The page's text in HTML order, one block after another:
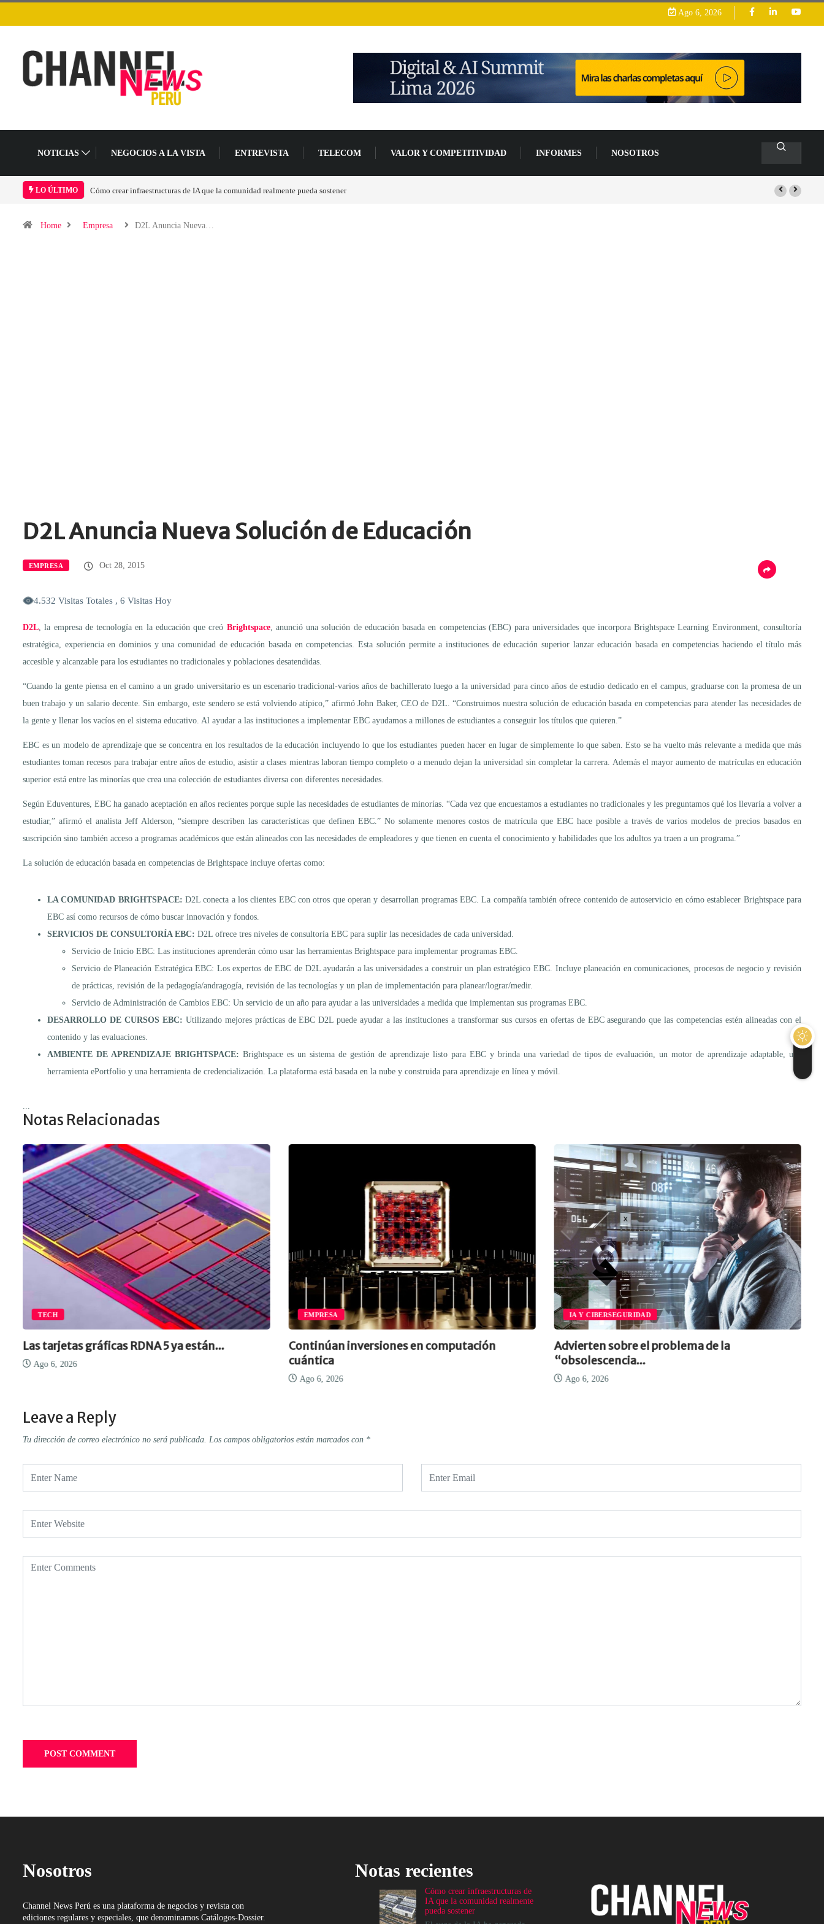
Ago 6, 2026
NOTICIAS NEGOCIOS A LA VISTA ENTREVISTA TELECOM VALOR Y COMPETITIVIDAD INFORMES NOSOTROS
LO ÚLTIMO Cómo crear infraestructuras de IA que la comunidad realmente pueda sostener
Home Empresa D2L Anuncia Nueva…
D2L Anuncia Nueva Solución de Educación
EMPRESA Oct 28, 2015
4.532 Visitas Totales , 6 Visitas Hoy
D2L , la empresa de tecnología en la educación que creó Brightspace, anunció una solución de educación basada en competencias (EBC) para universidades que incorpora Brightspace Learning Environment, consultoría
estratégica, experiencia en dominios y una comunidad de educación basada en competencias. Esta solución permite a instituciones de educación superior lanzar educación basada en competencias haciendo el título más
accesible y alcanzable para los estudiantes no tradicionales y poblaciones desatendidas.
“Cuando la gente piensa en el camino a un grado universitario es un escenario tradicional-varios años de bachillerato luego a la universidad para cinco años de estudio dedicado en el campus, graduarse con la promesa de un
buen trabajo y un salario decente. Sin embargo, este sendero se está volviendo atípico,” afirmó John Baker, CEO de D2L. “Construimos nuestra solución de educación basada en competencias para atender las necesidades de
la gente y llenar los vacíos en el sistema educativo. Al ayudar a las instituciones a implementar EBC ayudamos a millones de estudiantes a conseguir los títulos que quieren.”
EBC es un modelo de aprendizaje que se concentra en los resultados de la educación incluyendo lo que los estudiantes pueden hacer en lugar de simplemente lo que saben. Esto se ha vuelto más relevante a medida que más
estudiantes toman recesos para trabajar entre años de estudio, asistir a clases mientras laboran tiempo completo o a menudo dejan la universidad sin completar la carrera. Además el mayor aumento de matrículas en educación
superior está entre las minorías que crea una colección de estudiantes diversa con diferentes necesidades.
Según Eduventures, EBC ha ganado aceptación en años recientes porque suple las necesidades de estudiantes de minorías. “Cada vez que encuestamos a estudiantes no tradicionales y les preguntamos qué los llevaría a volver a
estudiar,” afirmó el analista Jeff Alderson, “siempre describen las características que definen EBC.” No solamente menores costos de matrícula que EBC hace posible a través de varios modelos de precios basados en
suscripción sino también acceso a programas académicos que están alineados con las necesidades de empleadores y que tienen en cuenta el conocimiento y habilidades que los adultos ya traen a un programa.”
La solución de educación basada en competencias de Brightspace incluye ofertas como:
LA COMUNIDAD BRIGHTSPACE: D2L conecta a los clientes EBC con otros que operan y desarrollan programas EBC. La compañía también ofrece contenido de autoservicio en cómo establecer Brightspace para
EBC así como recursos de cómo buscar innovación y fondos.
SERVICIOS DE CONSULTORÍA EBC: D2L ofrece tres niveles de consultoría EBC para suplir las necesidades de cada universidad.
Servicio de Inicio EBC: Las instituciones aprenderán cómo usar las herramientas Brightspace para implementar programas EBC.
Servicio de Planeación Estratégica EBC: Los expertos de EBC de D2L ayudarán a las universidades a construir un plan estratégico EBC. Incluye planeación en comunicaciones, procesos de negocio y revisión
de prácticas, revisión de la pedagogía/andragogía, revisión de las tecnologías y un plan de implementación para planear/lograr/medir.
Servicio de Administración de Cambios EBC: Un servicio de un año para ayudar a las universidades a medida que implementan sus programas EBC.
DESARROLLO DE CURSOS EBC: Utilizando mejores prácticas de EBC D2L puede ayudar a las instituciones a transformar sus cursos en ofertas de EBC asegurando que las competencias estén alineadas con el
contenido y las evaluaciones.
AMBIENTE DE APRENDIZAJE BRIGHTSPACE: Brightspace es un sistema de gestión de aprendizaje listo para EBC y brinda una variedad de tipos de evaluación, un motor de aprendizaje adaptable, una
herramienta ePortfolio y una herramienta de credencialización. La plataforma está basada en la nube y construida para aprendizaje en línea y móvil.
Notas Relacionadas
TECH
Las tarjetas gráficas RDNA 5 ya están...
Ago 6, 2026
EMPRESA
Continúan inversiones en computación
cuántica
Ago 6, 2026
IA Y CIBERSEGURIDAD
Advierten sobre el problema de la
“obsolescencia...
Ago 6, 2026
Leave a Reply
Tu dirección de correo electrónico no será publicada. Los campos obligatorios están marcados con *
Nosotros
Channel News Perú es una plataforma de negocios y revista con
ediciones regulares y especiales, que denominamos Catálogos-Dossier.
Notas recientes
Cómo crear infraestructuras de
IA que la comunidad realmente
pueda sostener